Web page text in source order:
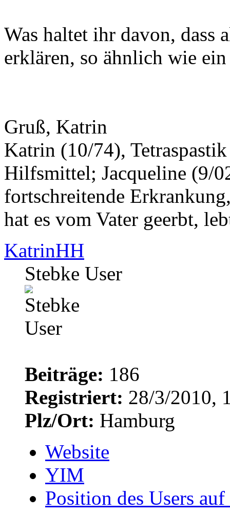
Was haltet ihr davon, dass
erklären, so ähnlich wie
Gruß, Katrin
Katrin (10/74),
Hilfsmittel; Jacqueline (9/
fortschreitende
hat es vom Vater geerbt,
KatrinHH
Stebke User
Beiträge: 186
Registriert: 28/3/2010,
Plz/Ort: Hamburg
Website
YIM
Position des Users